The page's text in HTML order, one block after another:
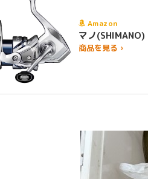
Amazon
商品を見る ›